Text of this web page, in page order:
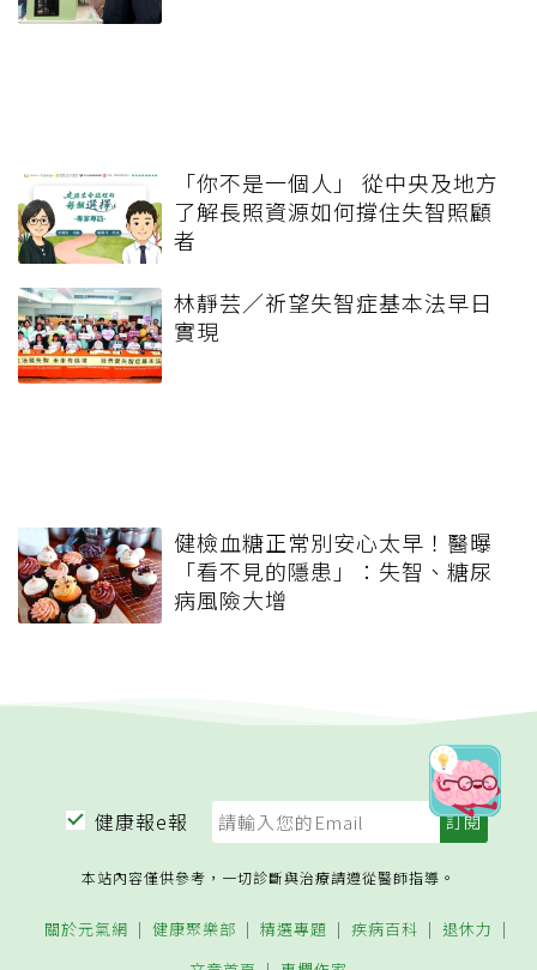
「你不是一個人」 從中央及地方
了解長照資源如何撐住失智照顧
者
林靜芸／祈望失智症基本法早日
實現
健檢血糖正常別安心太早！醫曝
「看不見的隱患」：失智、糖尿
病風險大增
健康報e報
本站內容僅供參考，一切診斷與治療請遵從醫師指導。
關於元氣網 健康聚樂部 精選專題 疾病百科
退休力